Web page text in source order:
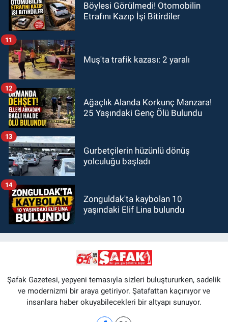
Böylesi Görülmedi! Otomobilin
Etrafını Kazıp İşi Bitirdiler
Muş'ta trafik kazası: 2 yaralı
11
Ağaçlık Alanda Korkunç Manzara!
25 Yaşındaki Genç Ölü Bulundu
12
Gurbetçilerin hüzünlü dönüş
yolculuğu başladı
13
Zonguldak'ta kaybolan 10
yaşındaki Elif Lina bulundu
14
Şafak Gazetesi, yepyeni temasıyla sizleri buluştururken, sadelik
ve modernizmi bir araya getiriyor. Şatafattan kaçınıyor ve
insanlara haber okuyabilecekleri bir altyapı sunuyor.